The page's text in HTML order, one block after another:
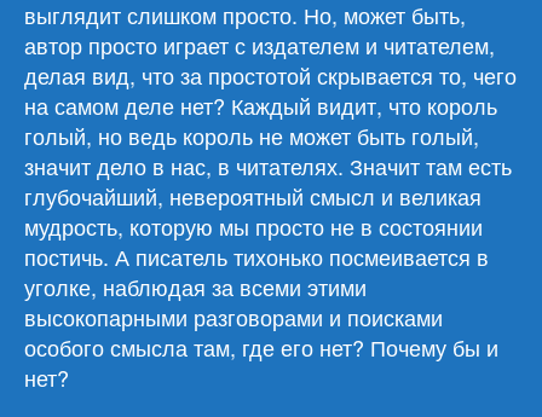
выглядит слишком просто. Но, может быть,
автор просто играет с издателем и читателем,
делая вид, что за простотой скрывается то, чего
на самом деле нет? Каждый видит, что король
голый, но ведь король не может быть голый,
значит дело в нас, в читателях. Значит там есть
глубочайший, невероятный смысл и великая
мудрость, которую мы просто не в состоянии
постичь. А писатель тихонько посмеивается в
уголке, наблюдая за всеми этими
высокопарными разговорами и поисками
особого смысла там, где его нет? Почему бы и
нет?